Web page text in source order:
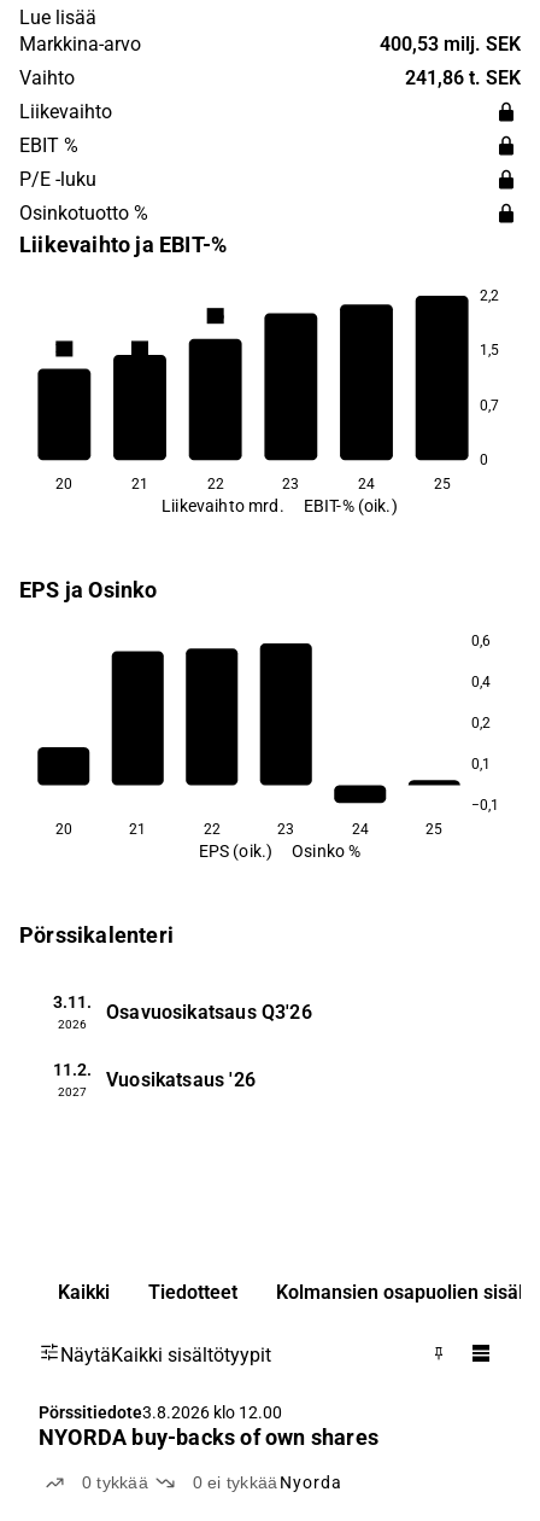
presence. Nyorda was founded in 1999 and is
headquartered in Stockholm.
Lue lisää
Markkina-arvo
400,53 milj. SEK
Vaihto
241,86 t. SEK
Liikevaihto
EBIT %
P/E -luku
Osinkotuotto %
Liikevaihto ja EBIT-%
2,2
1,5
0,7
0
2,0
2,6
20 21 22 23 24 25
Liikevaihto mrd. EBIT-% (oik.)
EPS ja Osinko
0,6
0,4
0,2
0,1
−0,1
20
21 22 23 24 25
EPS (oik.) Osinko %
Pörssikalenteri
3.11.
2026
Osavuosikatsaus Q3'26
11.2.
2027
Vuosikatsaus '26
Kaikki Tiedotteet Kolmansien osapuolien
NäytäKaikki sisältötyypit
Pörssitiedote3.8.2026 klo 12.00
NYORDA buy-backs of own shares
0tykkää 0ei tykkää Nyorda